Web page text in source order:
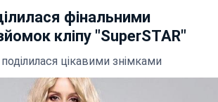
фінальними
кліпу "SuperSTAR"
цікавими знімками